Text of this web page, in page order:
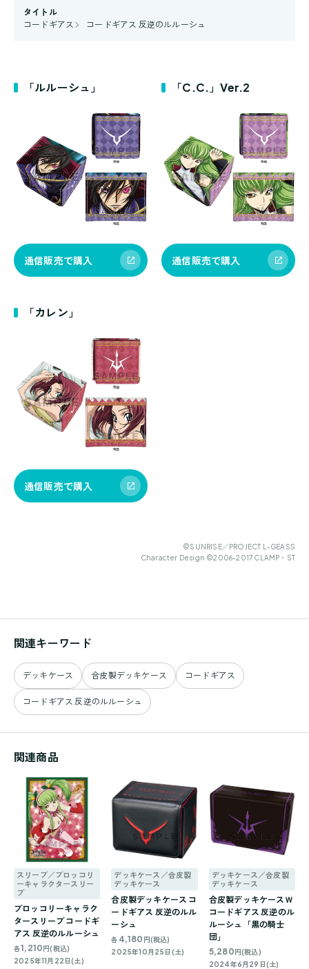
タイトル
コードギアス
コードギアス 反逆のルルーシュ
「ルルーシュ」
通信販売で購入
「C.C.」Ver.2
通信販売で購入
「カレン」
通信販売で購入
©SUNRISE／PROJECT L-GEASS
Character Design ©2006-2017 CLAMP・ST
関連キーワード
デッキケース 合皮製デッキケース コードギアス
コードギアス 反逆のルルーシュ
関連商品
スリーブ／ブロッコリ
ーキャラクタースリー
ブ
ブロッコリーキャラク
タースリーブ コードギ
アス 反逆のルルーシュ
各1,210円(税込)
2025年11月22日(土)
デッキケース／合皮製
デッキケース
合皮製デッキケース コ
ードギアス 反逆のルル
ーシュ
各 4,180 円(税込)
2025年10月25日(土)
デッキケース／合皮製
デッキケース
合皮製デッキケースＷ
コードギアス 反逆のル
ルーシュ「黒の騎士
団」
5,280円(税込)
2024年6月29日(土)